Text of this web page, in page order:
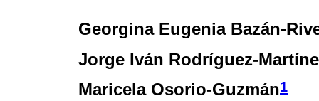
Georgina Eugenia Bazán-
Jorge Iván Rodríguez-
Maricela Osorio-Guzmán1